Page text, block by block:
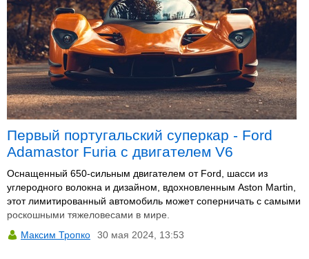
Первый португальский суперкар - Ford
Adamastor Furia с двигателем V6
Оснащенный 650-сильным двигателем от Ford, шасси из
углеродного волокна и дизайном, вдохновленным Aston Martin,
этот лимитированный автомобиль может соперничать с самыми
роскошными тяжеловесами в мире.
Максим Тропко
30 мая 2024, 13:53